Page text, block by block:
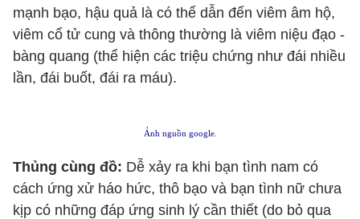
mạnh bạo, hậu quả là có thể dẫn đến viêm âm hộ,
viêm cổ tử cung và thông thường là viêm niệu đạo -
bàng quang (thể hiện các triệu chứng như đái nhiều
lần, đái buốt, đái ra máu).
Ảnh nguồn google.
Thủng cùng đồ: Dễ xảy ra khi bạn tình nam có
cách ứng xử háo hức, thô bạo và bạn tình nữ chưa
kịp có những đáp ứng sinh lý cần thiết (do bỏ qua